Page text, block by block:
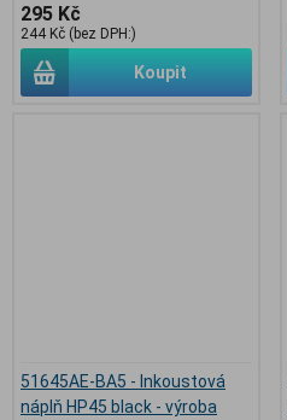
295 Kč
244 Kč (bez DPH:)
Koupit
51645AE-BA5 - Inkoustová
náplň HP45 black - výroba